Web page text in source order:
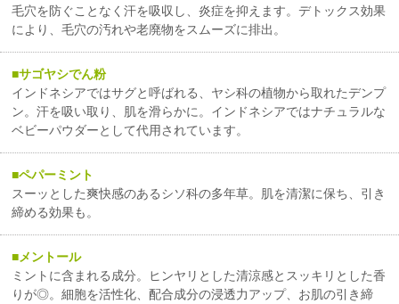
毛穴を防ぐことなく汗を吸収し、炎症を抑えます。デトックス効果
により、毛穴の汚れや老廃物をスムーズに排出。
サゴヤシでん粉
インドネシアではサグと呼ばれる、ヤシ科の植物から取れたデンプ
ン。汗を吸い取り、肌を滑らかに。インドネシアではナチュラルな
ベビーパウダーとして代用されています。
ペパーミント
スーッとした爽快感のあるシソ科の多年草。肌を清潔に保ち、引き
締める効果も。
メントール
ミントに含まれる成分。ヒンヤリとした清涼感とスッキリとした香
りが◎。細胞を活性化、配合成分の浸透力アップ、お肌の引き締